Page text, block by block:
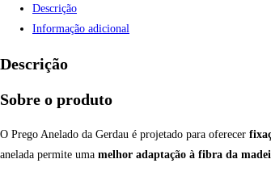
Descrição
Informação adicional
Descrição
Sobre o produto
O Prego Anelado da Gerdau é projetado para oferecer
anelada permite uma melhor adaptação à fibra da